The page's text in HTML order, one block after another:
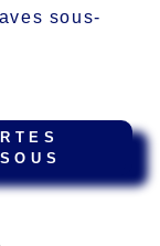
sous-